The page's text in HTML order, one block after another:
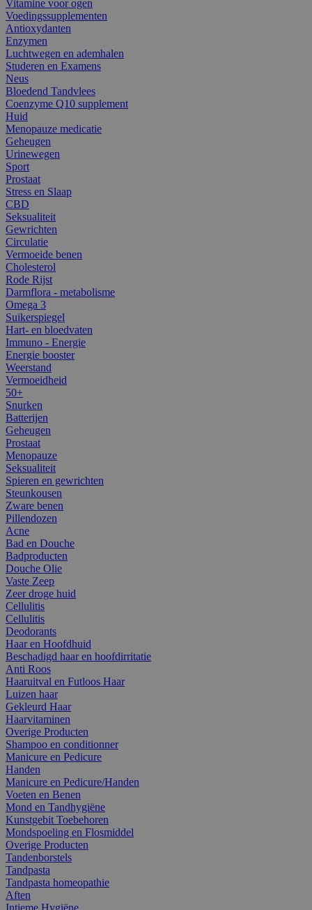
Vitamine voor ogen
Voedingssupplementen
Antioxydanten
Enzymen
Luchtwegen en ademhalen
Studeren en Examens
Neus
Bloedend Tandvlees
Coenzyme Q10 supplement
Huid
Menopauze medicatie
Geheugen
Urinewegen
Sport
Prostaat
Stress en Slaap
CBD
Seksualiteit
Gewrichten
Circulatie
Vermoeide benen
Cholesterol
Rode Rijst
Darmflora - metabolisme
Omega 3
Suikerspiegel
Hart- en bloedvaten
Immuno - Energie
Energie booster
Weerstand
Vermoeidheid
50+
Snurken
Batterijen
Geheugen
Prostaat
Menopauze
Seksualiteit
Spieren en gewrichten
Steunkousen
Zware benen
Pillendozen
Acne
Bad en Douche
Badproducten
Douche Olie
Vaste Zeep
Zeer droge huid
Cellulitis
Cellulitis
Deodorants
Haar en Hoofdhuid
Beschadigd haar en hoofdirritatie
Anti Roos
Haaruitval en Futloos Haar
Luizen haar
Gekleurd Haar
Haarvitaminen
Overige Producten
Shampoo en conditionner
Manicure en Pedicure
Handen
Manicure en Pedicure/Handen
Voeten en Benen
Mond en Tandhygiëne
Kunstgebit Toebehoren
Mondspoeling en Flosmiddel
Overige Producten
Tandenborstels
Tandpasta
Tandpasta homeopathie
Aften
Intieme Hygiëne